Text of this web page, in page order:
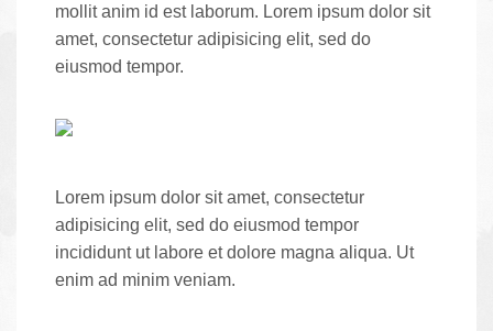
mollit anim id est laborum. Lorem ipsum dolor sit
amet, consectetur adipisicing elit, sed do
eiusmod tempor.
Lorem ipsum dolor sit amet, consectetur
adipisicing elit, sed do eiusmod tempor
incididunt ut labore et dolore magna aliqua. Ut
enim ad minim veniam.